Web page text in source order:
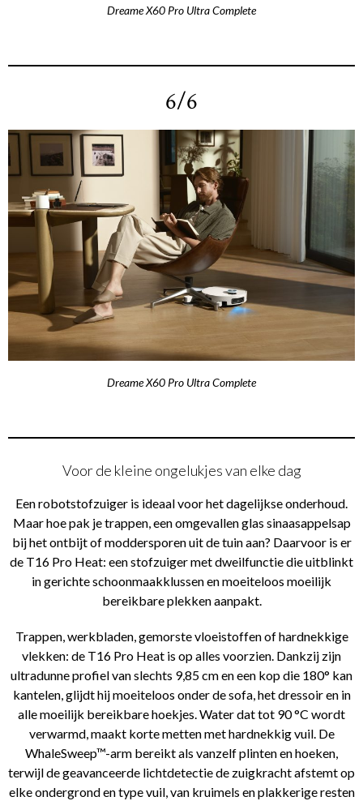
Dreame X60 Pro Ultra Complete
6/6
Dreame X60 Pro Ultra Complete
Voor de kleine ongelukjes van elke dag
Een robotstofzuiger is ideaal voor het dagelijkse onderhoud.
Maar hoe pak je trappen, een omgevallen glas sinaasappelsap
bij het ontbijt of moddersporen uit de tuin aan? Daarvoor is er
de T16 Pro Heat: een stofzuiger met dweilfunctie die uitblinkt
in gerichte schoonmaakklussen en moeiteloos moeilijk
bereikbare plekken aanpakt.
Trappen, werkbladen, gemorste vloeistoffen of hardnekkige
vlekken: de T16 Pro Heat is op alles voorzien. Dankzij zijn
ultradunne profiel van slechts 9,85 cm en een kop die 180° kan
kantelen, glijdt hij moeiteloos onder de sofa, het dressoir en in
alle moeilijk bereikbare hoekjes. Water dat tot 90 °C wordt
verwarmd, maakt korte metten met hardnekkig vuil. De
WhaleSweep™-arm bereikt als vanzelf plinten en hoeken,
terwijl de geavanceerde lichtdetectie de zuigkracht afstemt op
elke ondergrond en type vuil, van kruimels en plakkerige resten